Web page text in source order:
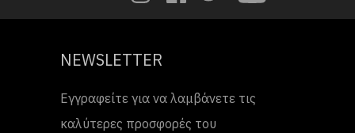
NEWSLETTER
Εγγραφείτε για να λαμβάνετε τις
καλύτερες προσφορές του